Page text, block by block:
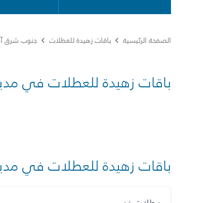
الصفحة الرئيسية باقات زهيدة للعطلات جنوب شرق
باقات زهيدة للعطلات في
باقات زهيدة للعطلات في